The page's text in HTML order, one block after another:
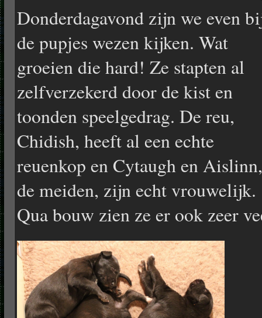
Donderdagavond zijn we even
de pupjes wezen kijken. Wat
groeien die hard! Ze stapten al
zelfverzekerd door de kist en
toonden speelgedrag. De reu,
Chidish, heeft al een echte
reuenkop en Cytaugh en Aislinn,
de meiden, zijn echt vrouwelijk.
Qua bouw zien ze er ook zeer